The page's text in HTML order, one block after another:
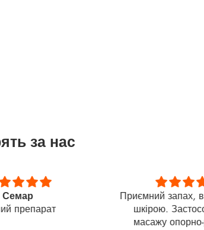
за нас
Приємний запах, всмоктується
шкірою. Застосовую для
масажу опорно-рухового